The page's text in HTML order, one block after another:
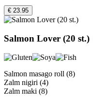
€ 23.95
Salmon Lover (20 st.)
Salmon masago roll (8)
Zalm nigiri (4)
Zalm maki (8)